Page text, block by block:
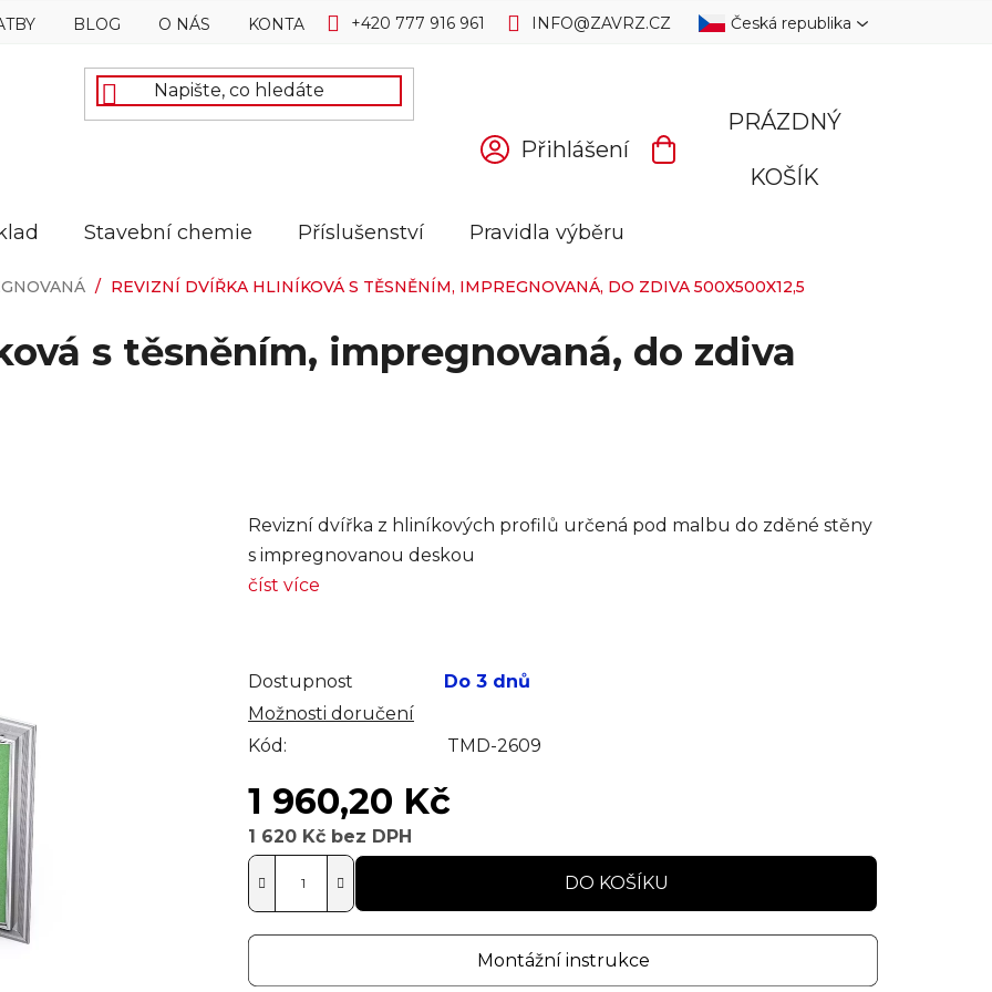
BLOG O NÁS KONTAKTY +420 777 916 961 INFO@ZAVRZ.CZ Česká republika
Přihlášení
NÁKUPNÍ
PRÁZDNÝ
KOŠÍK
Stavební chemie Příslušenství Pravidla výběru
/ REVIZNÍ DVÍŘKA HLINÍKOVÁ S TĚSNĚNÍM, IMPREGNOVANÁ, DO ZDIVA 500X500X12,5
s těsněním, impregnovaná, do zdiva
Revizní dvířka z hliníkových profilů určená pod malbu do zděné stěny
s impregnovanou deskou
číst více
Dostupnost
Do 3 dnů
Možnosti doručení
Kód:
TMD-2609
1 960,20 Kč
1 620 Kč bez DPH
DO KOŠÍKU
Montážní instrukce